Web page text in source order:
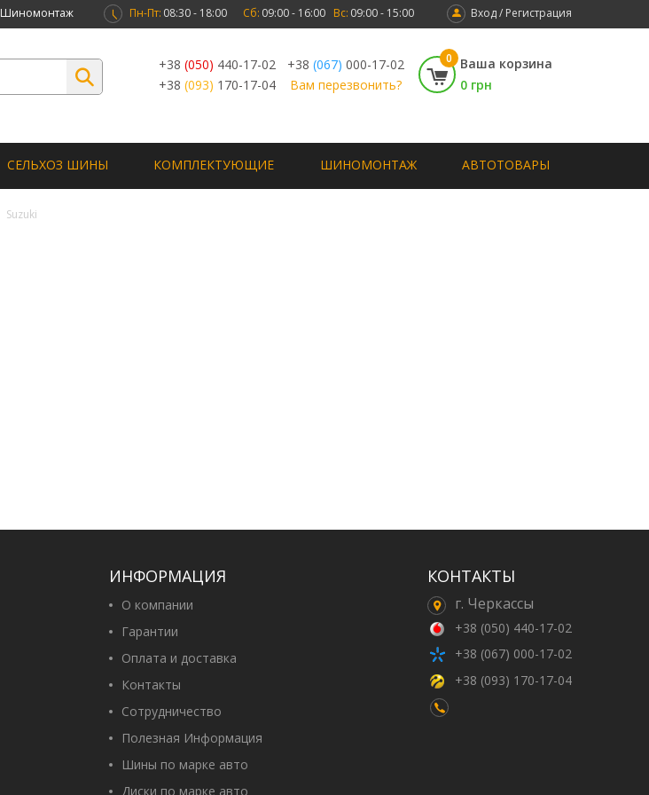
Шиномонтаж Вход / Регистрация
Пн-Пт: 08:30 - 18:00 Сб: 09:00 - 16:00 Вс: 09:00 - 15:00
+38 (050) 440-17-02 +38 (067) 000-17-02
+38 (093) 170-17-04 Вам перезвонить?
0
Ваша корзина
0 грн
СЕЛЬХОЗ ШИНЫ КОМПЛЕКТУЮЩИЕ ШИНОМОНТАЖ АВТОТОВАРЫ
Suzuki
ИНФОРМАЦИЯ
О компании
Гарантии
Оплата и доставка
Контакты
Сотрудничество
Полезная Информация
Шины по марке авто
Диски по марке авто
КОНТАКТЫ
г. Черкассы
+38 (050) 440-17-02
+38 (067) 000-17-02
+38 (093) 170-17-04